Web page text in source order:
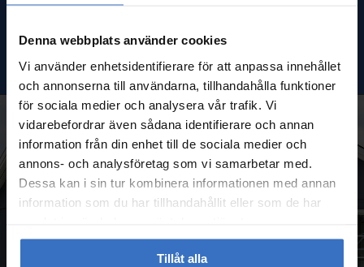
Denna webbplats använder cookies
Vi använder enhetsidentifierare för att anpassa innehållet
och annonserna till användarna, tillhandahålla funktioner
för sociala medier och analysera vår trafik. Vi
vidarebefordrar även sådana identifierare och annan
information från din enhet till de sociala medier och
annons- och analysföretag som vi samarbetar med.
Dessa kan i sin tur kombinera informationen med annan
information som du har tillhandahållit eller som de har
Tillåt alla
TESTA FÄRGVÄLJAREN